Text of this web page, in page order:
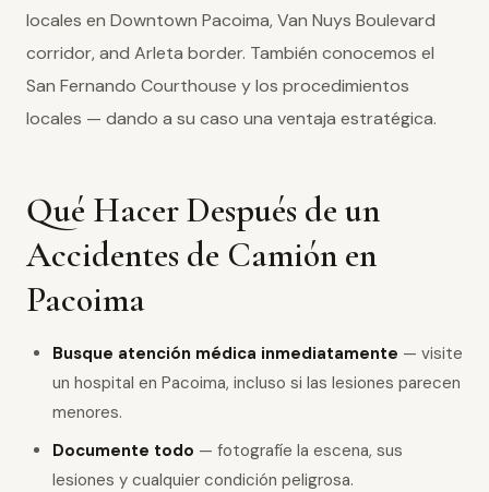
locales en Downtown Pacoima, Van Nuys Boulevard
corridor, and Arleta border. También conocemos el
San Fernando Courthouse y los procedimientos
locales — dando a su caso una ventaja estratégica.
Qué Hacer Después de un
Accidentes de Camión en
Pacoima
Busque atención médica inmediatamente — visite
un hospital en Pacoima, incluso si las lesiones parecen
menores.
Documente todo — fotografíe la escena, sus
lesiones y cualquier condición peligrosa.